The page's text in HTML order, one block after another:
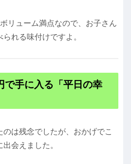
リューム満点なので、お子さん
れる味付けですよ。
で手に入る「平日の幸
は残念でしたが、おかげでこ
会えました。